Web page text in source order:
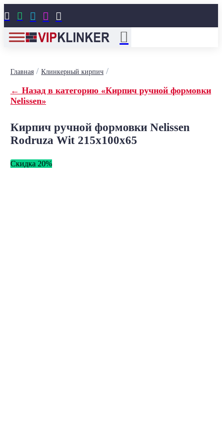
    
Главная/ Клинкерный кирпич/
← Назад в категорию «Кирпич ручной формовки
Nelissen»
Кирпич ручной формовки Nelissen
Rodruza Wit 215x100x65
Скидка 20%